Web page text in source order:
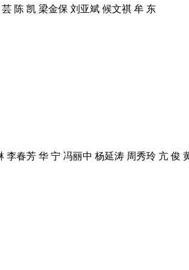
陈 凯 梁金保 刘亚斌 候文祺 牟 东
春芳 华 宁 冯丽中 杨延涛 周秀玲 亢 俊